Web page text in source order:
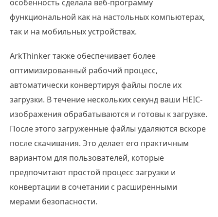
особенность сделала веб-программу
функциональной как на настольных компьютерах,
так и на мобильных устройствах.
ArkThinker также обеспечивает более
оптимизированный рабочий процесс,
автоматически конвертируя файлы после их
загрузки. В течение нескольких секунд ваши HEIC-
изображения обрабатываются и готовы к загрузке.
После этого загруженные файлы удаляются вскоре
после скачивания. Это делает его практичным
вариантом для пользователей, которые
предпочитают простой процесс загрузки и
конвертации в сочетании с расширенными
мерами безопасности.